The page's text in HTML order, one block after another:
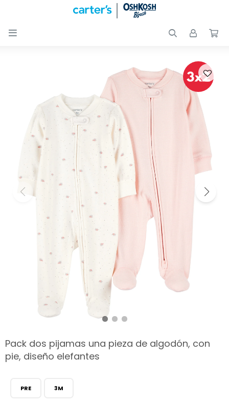

Pack dos pijamas una pieza de algodón, con
pie, diseño elefantes
PRE 3M
Nuevos
Peques
Calzado
Carter
OUTLET